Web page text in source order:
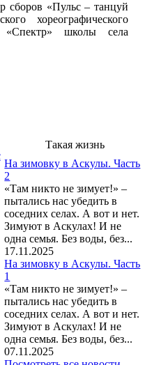
сборов «Пульс – танцуй
хореографического
школы села
Такая жизнь
На зимовку в Аскулы. Часть
2
«Там никто не зимует!» –
пытались нас убедить в
соседних селах. А вот и нет.
Зимуют в Аскулах! И не
одна семья. Без воды, без...
17.11.2025
На зимовку в Аскулы. Часть
1
«Там никто не зимует!» –
пытались нас убедить в
соседних селах. А вот и нет.
Зимуют в Аскулах! И не
одна семья. Без воды, без...
07.11.2025